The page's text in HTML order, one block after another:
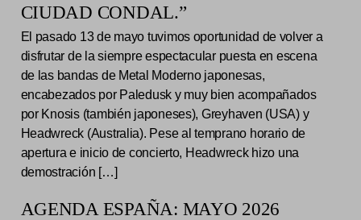
CIUDAD CONDAL.”
El pasado 13 de mayo tuvimos oportunidad de volver a
disfrutar de la siempre espectacular puesta en escena
de las bandas de Metal Moderno japonesas,
encabezados por Paledusk y muy bien acompañados
por Knosis (también japoneses), Greyhaven (USA) y
Headwreck (Australia). Pese al temprano horario de
apertura e inicio de concierto, Headwreck hizo una
demostración […]
AGENDA ESPAÑA: MAYO 2026